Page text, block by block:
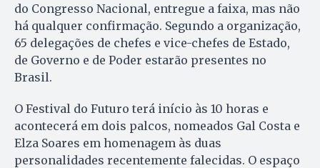
do Congresso Nacional, entregue a faixa, mas não
há qualquer confirmação. Segundo a organização,
65 delegações de chefes e vice-chefes de Estado,
de Governo e de Poder estarão presentes no
Brasil.
O Festival do Futuro terá início às 10 horas e
acontecerá em dois palcos, nomeados Gal Costa e
Elza Soares em homenagem às duas
personalidades recentemente falecidas. O espaço